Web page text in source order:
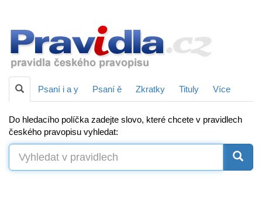
Psaní i a y Psaní ě Zkratky Tituly Více
Do hledacího políčka zadejte slovo, které chcete v pravidlech
českého pravopisu vyhledat: